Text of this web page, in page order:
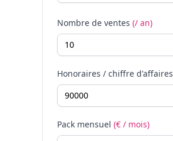
Nombre de ventes (/ an)
Honoraires / chiffre d'affaires
Pack mensuel (€ / mois)